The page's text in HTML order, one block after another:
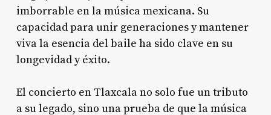
imborrable en la música mexicana. Su
capacidad para unir generaciones y mantener
viva la esencia del baile ha sido clave en su
longevidad y éxito.
El concierto en Tlaxcala no solo fue un tributo
a su legado, sino una prueba de que la música